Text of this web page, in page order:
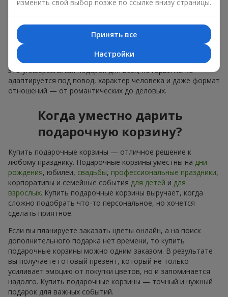
чтобы всё это оказалось в ваших руках.
Купить подарочные корзины — это не просто приобрести
банальную вещь. Сегодня купить подарочные корзины —
это универсальный подарок для всех, который легко
адаптируется под повод, характер человека и даже формат
отношений — от романтических до деловых.
Когда уместно дарить
подарочную корзину?
Купить подарочные корзины — отличное решение к
любому празднику. Подарочные корзины уместны на дни
рождения, юбилеи, свадьбы, профессиональные праздники,
корпоративы и семейные события для детей и для
взрослых. Купить подарочные корзины выручает, когда
сложно подобрать что-то персональное, но хочется
сделать приятное.
Если вы планируете заказать цветы онлайн, а на поиск
дополнительного подарка нет времени, то купить
подарочные корзины можно одним заказом. В результате
вы получаете готовый презент, который не только
усиливает эмоцию от покупки цветов, но и запоминается
надолго. Купить подарочные корзины — точный и нужный
подарок для важных событий.
изменить свой выбор позже по ссылке внизу страницы.
Принять все
Настройки